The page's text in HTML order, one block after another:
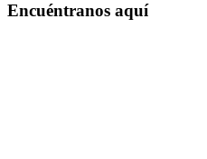
Encuéntranos aquí